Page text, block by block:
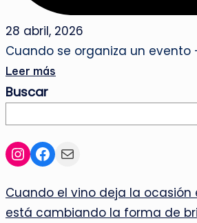
28 abril, 2026
Cuando se organiza un
Leer más
Buscar
Instagram
Facebook
Mail
Cuando el vino deja la ocasión
está cambiando la forma de